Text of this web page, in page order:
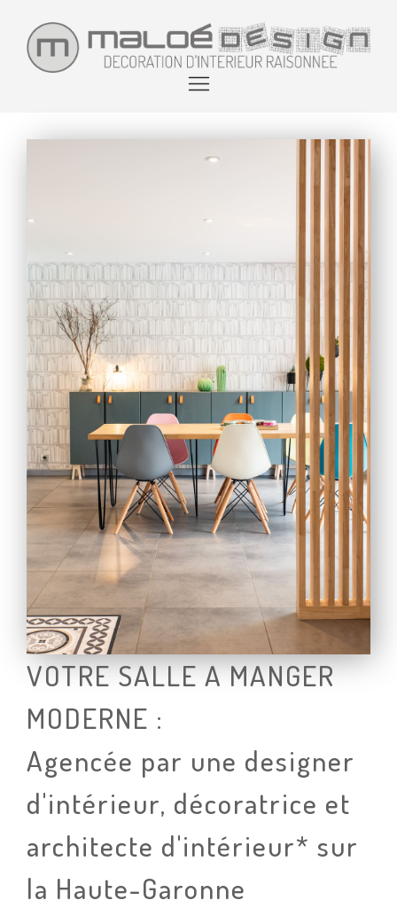
VOTRE SALLE A MANGER
MODERNE :
Agencée par une designer
d'intérieur, décoratrice et
architecte d'intérieur* sur
la Haute-Garonne